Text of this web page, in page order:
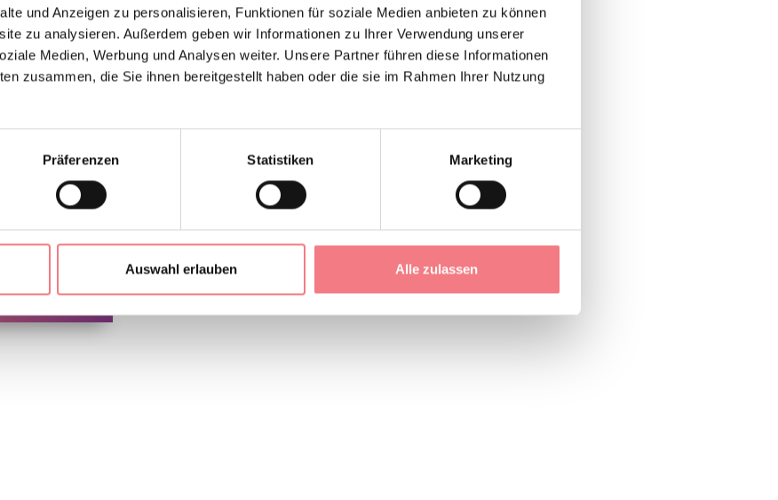
und Anzeigen zu personalisieren, Funktionen für soziale Medien anbieten zu können
zu analysieren. Außerdem geben wir Informationen zu Ihrer Verwendung unserer
Medien, Werbung und Analysen weiter. Unsere Partner führen diese Informationen
zusammen, die Sie ihnen bereitgestellt haben oder die sie im Rahmen Ihrer Nutzung
Präferenzen Statistiken Marketing
Auswahl erlauben Alle zulassen
DES VERANSTALTERS